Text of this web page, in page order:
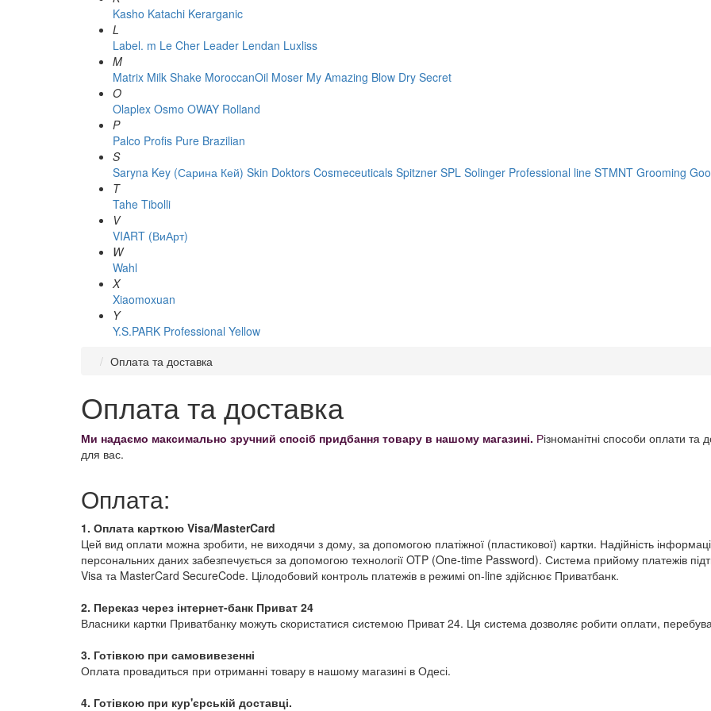
Kasho Katachi Kerarganic
L
Label. m Le Cher Leader Lendan Luxliss
M
Matrix Milk Shake MoroccanOil Moser My Amazing Blow Dry Secret
O
Olaplex Osmo OWAY Rolland
P
Palco Profis Pure Brazilian
S
Saryna Key (Сарина Кей) Skin Doktors Cosmeceuticals Spitzner SPL Solinger Professional line STMNT Grooming
T
Tahe Tibolli
V
VIART (ВиАрт)
W
Wahl
X
Xiaomoxuan
Y
Y.S.PARK Professional Yellow
Оплата та доставка
Оплата та доставка
Ми надаємо максимально зручний спосіб придбання товару в нашому магазині. Різноманітні способи оплати
для вас.
Оплата:
1. Оплата карткою Visa/MasterCard
Цей вид оплати можна зробити, не виходячи з дому, за допомогою платіжної (пластикової) картки. Надійність
персональних даних забезпечується за допомогою технології OTP (One-time Password). Система прийому платежів
Visa та MasterCard SecureCode. Цілодобовий контроль платежів в режимі on-line здійснює Приватбанк.
2. Переказ через інтернет-банк Приват 24
Власники картки Приватбанку можуть скористатися системою Приват 24. Ця система дозволяє робити оплати,
3. Готівкою при самовивезенні
Оплата провадиться при отриманні товару в нашому магазині в Одесі.
4. Готівкою при кур'єрській доставці.